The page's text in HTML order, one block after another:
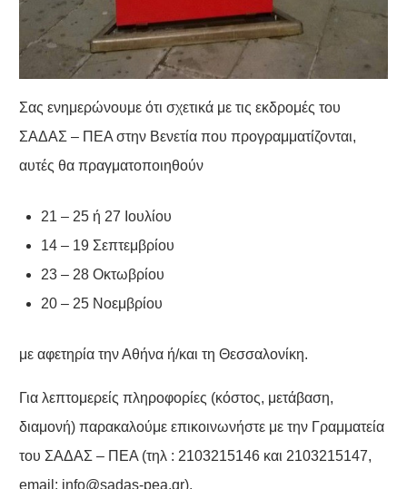
Σας ενημερώνουμε ότι σχετικά με τις εκδρομές του
ΣΑΔΑΣ – ΠΕΑ στην Βενετία που προγραμματίζονται,
αυτές θα πραγματοποιηθούν
21 – 25 ή 27 Ιουλίου
14 – 19 Σεπτεμβρίου
23 – 28 Οκτωβρίου
20 – 25 Νοεμβρίου
με αφετηρία την Αθήνα ή/και τη Θεσσαλονίκη.
Για λεπτομερείς πληροφορίες (κόστος, μετάβαση,
διαμονή) παρακαλούμε επικοινωνήστε με την Γραμματεία
του ΣΑΔΑΣ – ΠΕΑ (τηλ : 2103215146 και 2103215147,
email: info@sadas-pea.gr).